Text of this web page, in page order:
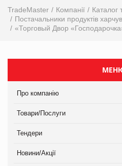
TradeMaster Компанії
Каталог
Постачальники продуктів
«Торговый Двор
Про компанію
Товари/Послуги
Тендери
Новини/Акції